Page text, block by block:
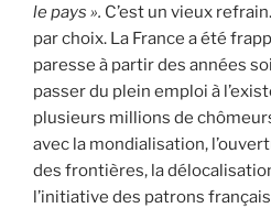
le pays ». C’est un vieux
par choix. La France a été
paresse à partir des années
passer du plein emploi à
plusieurs millions de
avec la mondialisation,
des frontières, la
l’initiative des patrons